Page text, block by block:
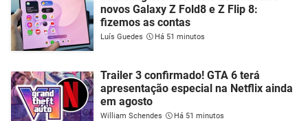
novos Galaxy Z Fold8 e Z Flip 8:
fizemos as contas
Luís Guedes Há 51 minutos
Trailer 3 confirmado! GTA 6 terá
apresentação especial na Netflix ainda
em agosto
William Schendes Há 51 minutos